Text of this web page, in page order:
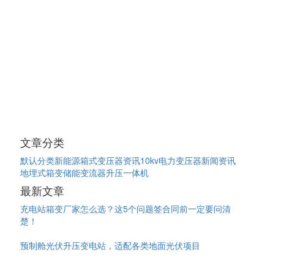
文章分类
默认分类新能源箱式变压器资讯10kv电力变压器新闻资讯
地埋式箱变储能变流器升压一体机
最新文章
充电站箱变厂家怎么选？这5个问题签合同前一定要问清
楚！
预制舱光伏升压变电站，适配各类地面光伏项目